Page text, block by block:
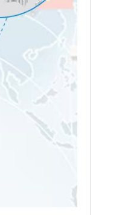
乙基哌嗪乙磺酸
啉丙磺酸；3-(N-